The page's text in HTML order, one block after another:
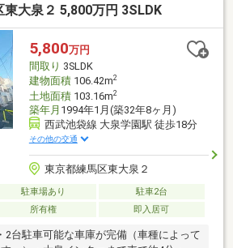
て誠にありがとうございます ／練馬
入や売却は、福屋不動産販売 石神井公園
合せ・ご来店をスタッフ一同心よりお待
東大泉２ 5,800万円 3SLDK
5,800万円
間取り 3SLDK
建物面積106.42m2
土地面積103.16m2
築年月 1994年1月(築32年8ヶ月)
西武池袋線 大泉学園駅 徒歩18分
その他の交通
東京都練馬区東大泉２
駐車場あり
駐車2台
所有権 即入居可
2台駐車可能な車庫が完備（車種によって